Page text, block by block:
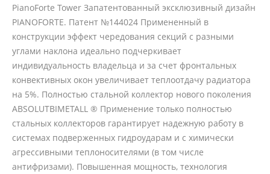
PianoForte Tower Запатентованный эксклюзивный дизайн
PIANOFORTE. Патент №144024 Примененный в
конструкции эффект чередования секций с разными
углами наклона идеально подчеркивает
индивидуальность владельца и за счет фронтальных
конвективных окон увеличивает теплоотдачу радиатора
на 5%. Полностью стальной коллектор нового поколения
ABSOLUTBIMETALL ® Применение только полностью
стальных коллекторов гарантирует надежную работу в
системах подверженных гидроударам и с химически
агрессивными теплоносителями (в том числе
антифризами). Повышенная мощность, технология